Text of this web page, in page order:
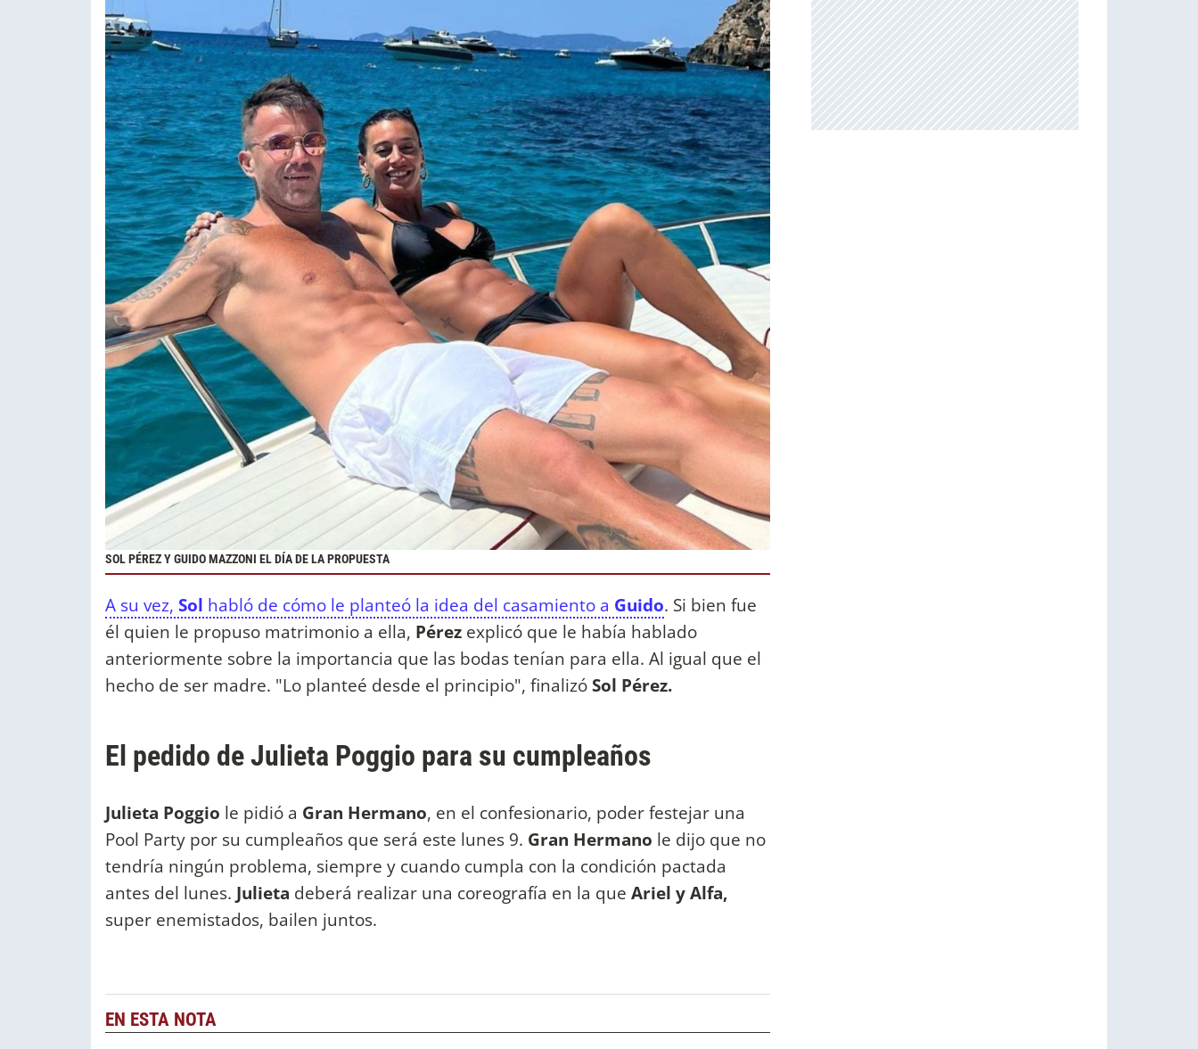
SOL PÉREZ Y GUIDO MAZZONI EL DÍA DE LA PROPUESTA
A su vez, Sol habló de cómo le planteó la idea del casamiento a Guido. Si bien fue
él quien le propuso matrimonio a ella, Pérez explicó que le había hablado
anteriormente sobre la importancia que las bodas tenían para ella. Al igual que el
hecho de ser madre. "Lo planteé desde el principio", finalizóSol Pérez.
El pedido de Julieta Poggio para su cumpleaños
Julieta Poggio le pidió a Gran Hermano, en el confesionario, poder festejar una
Pool Party por su cumpleaños que será este lunes 9. Gran Hermano le dijo que no
tendría ningún problema, siempre y cuando cumpla con la condición pactada
antes del lunes. Julieta deberá realizar una coreografía en la que Ariel y Alfa,
super enemistados, bailen juntos.
EN ESTA NOTA